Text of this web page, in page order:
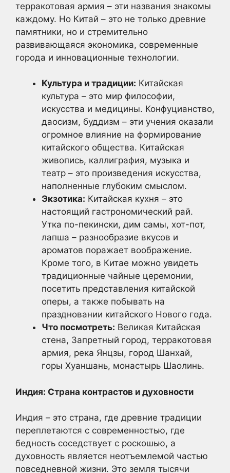
терракотовая армия – эти названия знакомы
каждому. Но Китай – это не только древние
памятники, но и стремительно
развивающаяся экономика, современные
города и инновационные технологии.
Культура и традиции: Китайская
культура – это мир философии,
искусства и медицины. Конфуцианство,
даосизм, буддизм – эти учения оказали
огромное влияние на формирование
китайского общества. Китайская
живопись, каллиграфия, музыка и
театр – это произведения искусства,
наполненные глубоким смыслом.
Экзотика: Китайская кухня – это
настоящий гастрономический рай.
Утка по-пекински, дим самы, хот-пот,
лапша – разнообразие вкусов и
ароматов поражает воображение.
Кроме того, в Китае можно увидеть
традиционные чайные церемонии,
посетить представления китайской
оперы, а также побывать на
праздновании китайского Нового года.
Что посмотреть: Великая Китайская
стена, Запретный город, терракотовая
армия, река Янцзы, город Шанхай,
горы Хуаншань, монастырь Шаолинь.
Индия: Страна контрастов и духовности
Индия – это страна, где древние традиции
переплетаются с современностью, где
бедность соседствует с роскошью, а
духовность является неотъемлемой частью
повседневной жизни. Это земля тысячи